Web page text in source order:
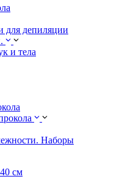
для депиляции
и тела
Наборы